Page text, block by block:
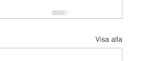
Visa alla